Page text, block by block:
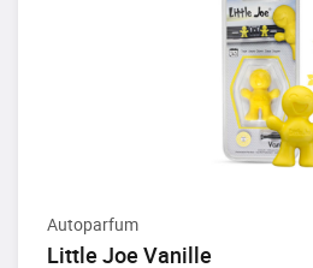
Autoparfum
Little Joe Vanille